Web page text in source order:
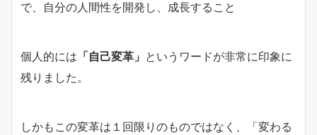
で、自分の人間性を開発し、成長すること
個人的には 「自己変革」 というワードが非常に印象に
残りました。
しかもこの変革は１回限りのものではなく、「変わる